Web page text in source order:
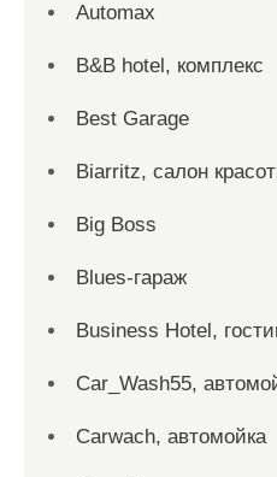
Automax
B&B hotel, комплекс
Best Garage
Biarritz, салон
Big Boss
Blues-гараж
Business Hotel,
Car_Wash55,
Carwach, автомойка